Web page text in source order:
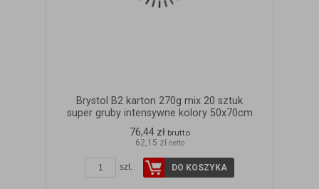
Brystol B2 karton 270g mix 20 sztuk
super gruby intensywne kolory 50x70cm
76,44 zł brutto
62,15 zł netto
szt. DO KOSZYKA